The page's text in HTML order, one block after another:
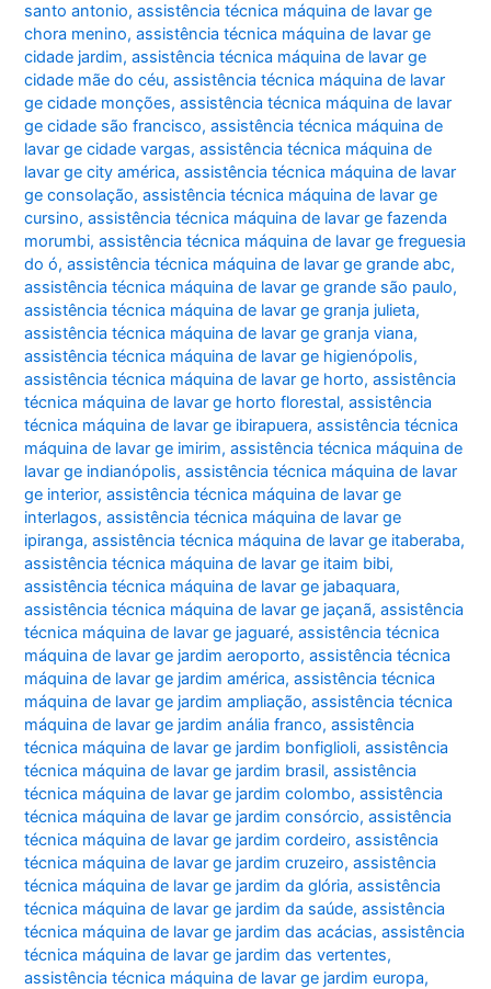
santo antonio,assistência técnica máquina de lavar ge
chora menino,assistência técnica máquina de lavar ge
cidade jardim,assistência técnica máquina de lavar ge
cidade mãe do céu,assistência técnica máquina de lavar
ge cidade monções,assistência técnica máquina de lavar
ge cidade são francisco,assistência técnica máquina de
lavar ge cidade vargas,assistência técnica máquina de
lavar ge city américa,assistência técnica máquina de lavar
ge consolação,assistência técnica máquina de lavar ge
cursino,assistência técnica máquina de lavar ge fazenda
morumbi,assistência técnica máquina de lavar ge freguesia
do ó,assistência técnica máquina de lavar ge grande abc,
assistência técnica máquina de lavar ge grande são paulo,
assistência técnica máquina de lavar ge granja julieta,
assistência técnica máquina de lavar ge granja viana,
assistência técnica máquina de lavar ge higienópolis,
assistência técnica máquina de lavar ge horto,assistência
técnica máquina de lavar ge horto florestal,assistência
técnica máquina de lavar ge ibirapuera,assistência técnica
máquina de lavar ge imirim,assistência técnica máquina de
lavar ge indianópolis,assistência técnica máquina de lavar
ge interior,assistência técnica máquina de lavar ge
interlagos,assistência técnica máquina de lavar ge
ipiranga,assistência técnica máquina de lavar ge itaberaba,
assistência técnica máquina de lavar ge itaim bibi,
assistência técnica máquina de lavar ge jabaquara,
assistência técnica máquina de lavar ge jaçanã,assistência
técnica máquina de lavar ge jaguaré,assistência técnica
máquina de lavar ge jardim aeroporto,assistência técnica
máquina de lavar ge jardim américa,assistência técnica
máquina de lavar ge jardim ampliação,assistência técnica
máquina de lavar ge jardim anália franco,assistência
técnica máquina de lavar ge jardim bonfiglioli,assistência
técnica máquina de lavar ge jardim brasil,assistência
técnica máquina de lavar ge jardim colombo,assistência
técnica máquina de lavar ge jardim consórcio,assistência
técnica máquina de lavar ge jardim cordeiro,assistência
técnica máquina de lavar ge jardim cruzeiro,assistência
técnica máquina de lavar ge jardim da glória,assistência
técnica máquina de lavar ge jardim da saúde,assistência
técnica máquina de lavar ge jardim das acácias,assistência
técnica máquina de lavar ge jardim das vertentes,
assistência técnica máquina de lavar ge jardim europa,